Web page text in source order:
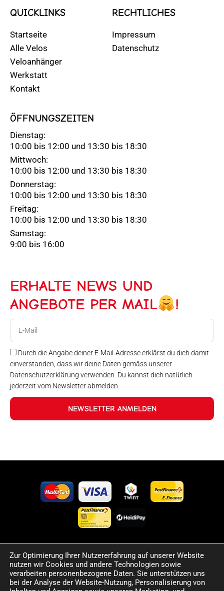
QUICKLINKS
Startseite
Alle Velos
Veloanhänger
Werkstatt
Kontakt
RECHTLICHES
Impressum
Datenschutz
ÖFFNUNGSZEITEN
Dienstag:
10:00 bis 12:00 und 13:30 bis 18:30
Mittwoch:
10:00 bis 12:00 und 13:30 bis 18:30
Donnerstag:
10:00 bis 12:00 und 13:30 bis 18:30
Freitag:
10:00 bis 12:00 und 13:30 bis 18:30
Samstag:
9:00 bis 16:00
ERHALTE NEWS UND
ANGEBOTE PER MAIL
!
Durch die Angabe deiner E-Mail-Adresse erklärst du dich damit
einverstanden, dass wir deine Daten gemäss unserer
Datenschutzerklärung verwenden. Du kannst dich natürlich
jederzeit vom Newsletter abmelden.
NEWSLETTER ANMELDEN
©2024 Happy Sport. Alle auf dieser Website angegebenen
Preise und Informationen sind unverbindlich und können
Fehler sowie Irrtümer enthalten. Wir behalten uns das Recht
Zur Optimierung Ihrer Nutzererfahrung auf unserer Website
nutzen wir Cookies und andere Technologien sowie
verarbeiten personenbezogene Daten. Sie unterstützen uns
bei der Analyse der Website-Nutzung, Personalisierung von